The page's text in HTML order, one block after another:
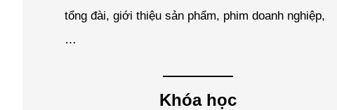
tổng đài, giới thiệu sản phẩm, phim doanh nghiệp,
…
Khóa học